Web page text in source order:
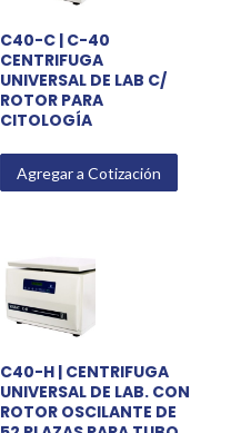
C40-C | C-40
CENTRIFUGA
UNIVERSAL DE LAB C/
ROTOR PARA
CITOLOGÍA
Agregar a Cotización
C40-H | CENTRIFUGA
UNIVERSAL DE LAB. CON
ROTOR OSCILANTE DE